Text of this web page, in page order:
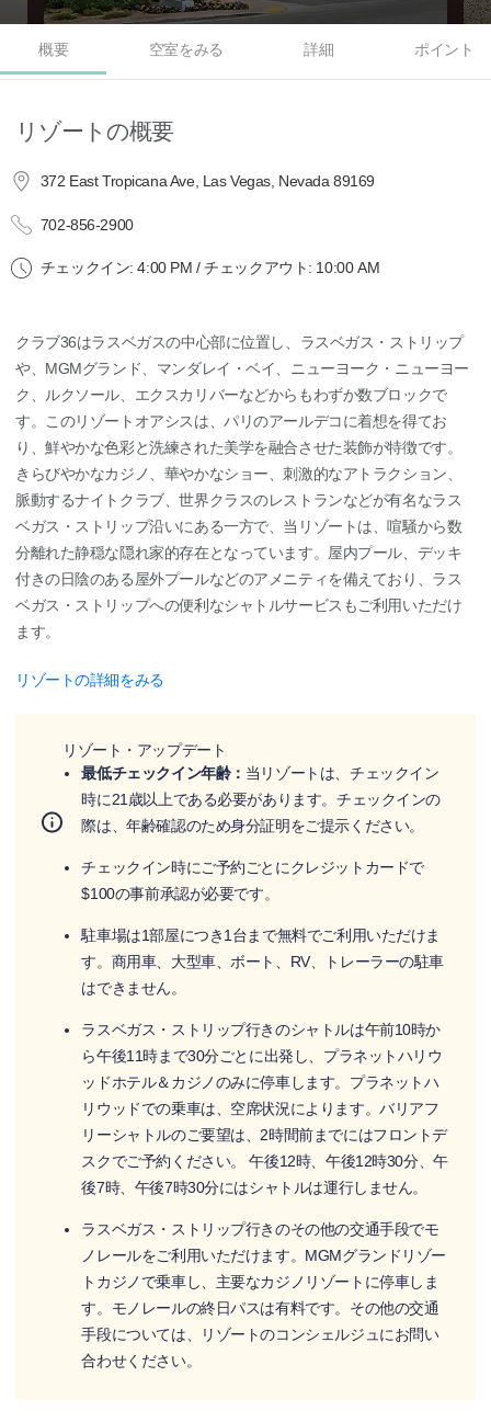
概要 空室をみる 詳細 ポイント
リゾートの概要
372 East Tropicana Ave, Las Vegas, Nevada 89169
702-856-2900
チェックイン: 4:00 PM / チェックアウト: 10:00 AM
クラブ36はラスベガスの中心部に位置し、ラスベガス・ストリップ
や、MGMグランド、マンダレイ・ベイ、ニューヨーク・ニューヨー
ク、ルクソール、エクスカリバーなどからもわずか数ブロックで
す。このリゾートオアシスは、パリのアールデコに着想を得てお
り、鮮やかな色彩と洗練された美学を融合させた装飾が特徴です。
きらびやかなカジノ、華やかなショー、刺激的なアトラクション、
脈動するナイトクラブ、世界クラスのレストランなどが有名なラス
ベガス・ストリップ沿いにある一方で、当リゾートは、喧騒から数
分離れた静穏な隠れ家的存在となっています。屋内プール、デッキ
付きの日陰のある屋外プールなどのアメニティを備えており、ラス
ベガス・ストリップへの便利なシャトルサービスもご利用いただけ
ます。
リゾートの詳細をみる
リゾート・アップデート
最低チェックイン年齢： 当リゾートは、チェックイン
時に21歳以上である必要があります。チェックインの
際は、年齢確認のため身分証明をご提示ください。
チェックイン時にご予約ごとにクレジットカードで
$100の事前承認が必要です。
駐車場は1部屋につき1台まで無料でご利用いただけま
す。商用車、大型車、ボート、RV、トレーラーの駐車
はできません。
ラスベガス・ストリップ行きのシャトルは午前10時か
ら午後11時まで30分ごとに出発し、プラネットハリウ
ッドホテル＆カジノのみに停車します。プラネットハ
リウッドでの乗車は、空席状況によります。バリアフ
リーシャトルのご要望は、2時間前までにはフロントデ
スクでご予約ください。 午後12時、午後12時30分、午
後7時、午後7時30分にはシャトルは運行しません。
ラスベガス・ストリップ行きのその他の交通手段でモ
ノレールをご利用いただけます。MGMグランドリゾー
トカジノで乗車し、主要なカジノリゾートに停車しま
す。モノレールの終日パスは有料です。その他の交通
手段については、リゾートのコンシェルジュにお問い
合わせください。